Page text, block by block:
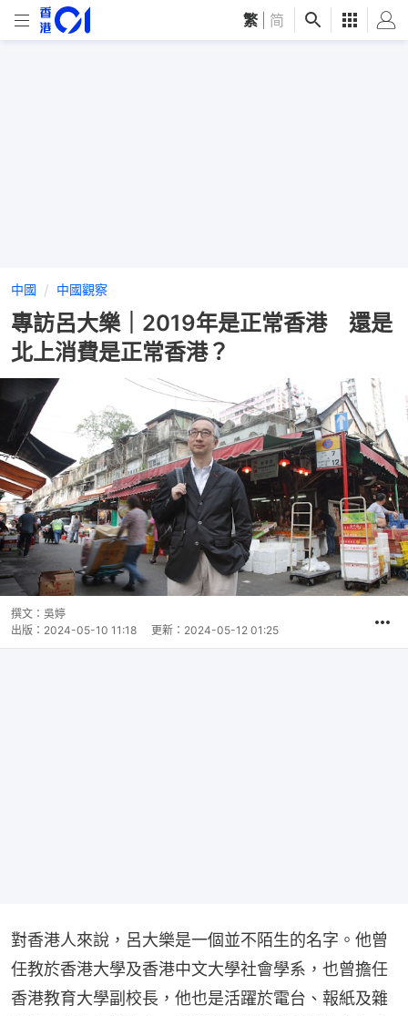
繁 简
中國 中國觀察
專訪呂大樂｜2019年是正常香港 還是
北上消費是正常香港？
撰文： 吳婷
出版： 2024-05-10 11:18 更新： 2024-05-12 01:25
對香港人來說，呂大樂是一個並不陌生的名字。他曾
任教於香港大學及香港中文大學社會學系，也曾擔任
香港教育大學副校長，他也是活躍於電台、報紙及雜